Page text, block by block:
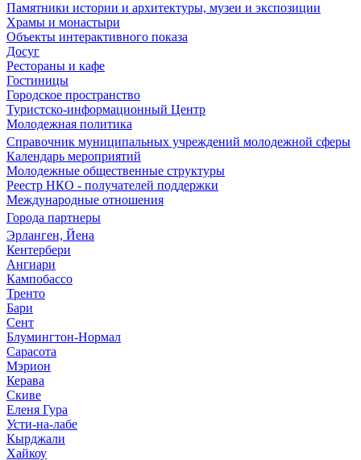
Памятники истории и архитектуры, музеи и экспозиции
Храмы и монастыри
Объекты интерактивного показа
Досуг
Рестораны и кафе
Гостиницы
Городское пространство
Туристско-информационный Центр
Молодежная политика
Справочник муниципальных учреждений молодежной сферы
Календарь мероприятий
Молодежные общественные структуры
Реестр НКО - получателей поддержки
Международные отношения
Города партнеры
Эрланген, Йена
Кентербери
Ангиари
Кампобассо
Тренто
Бари
Сент
Блумингтон-Нормал
Сарасота
Мэрион
Керава
Скиве
Еленя Гура
Усти-на-лабе
Кырджали
Хайкоу